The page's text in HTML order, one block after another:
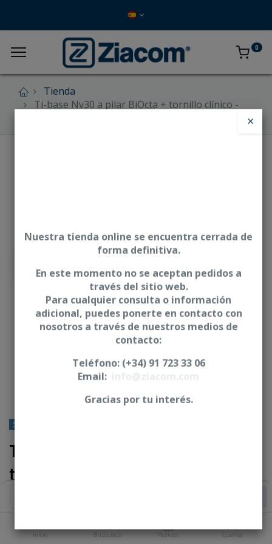
Inicio Búsqueda Pedidos Cuenta
0
Tienda
Ti-base Nv30 a pilar BiOcta + tornillo clínico -
STRAUMANN® - Tissue Level®
Ti-base Nv30 a pilar BiOcta +
tornillo clínico - CSN
×
Nuestra tienda online se encuentra cerrada de
forma definitiva.
En este momento no se aceptan pedidos a
través del sitio web.
Para cualquier consulta o información
adicional, puedes ponerte en contacto con
nosotros a través de nuestros medios de
contacto:
Teléfono: (+34) 91 723 33 06
Email:
Gracias por tu interés.